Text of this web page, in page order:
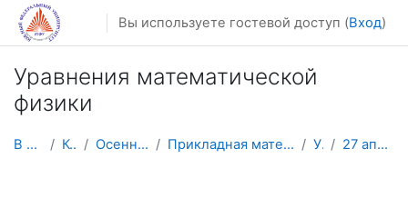
Перейти к основному содержанию
Вы используете гостевой доступ (Вход)
Уравнения математической
физики
В начало Курсы Осенний семестр Прикладная математика и информатика УМФ 27 апреля - 3 мая